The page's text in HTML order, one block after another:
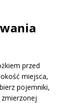
przed
miejsca,
pojemniki,